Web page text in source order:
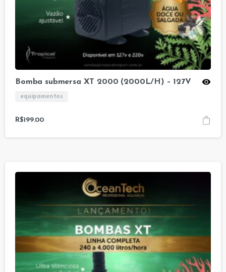
Bomba submersa XT 2000 (2000L/H) – 127V
equipamentos
R$199.00